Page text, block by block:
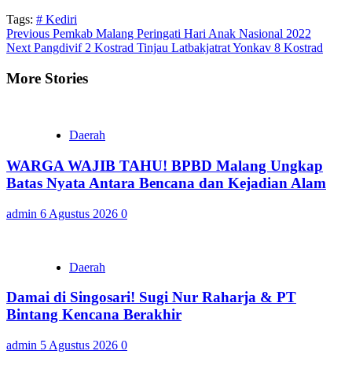
Tags: # Kediri
Continue
Reading
Previous Pemkab Malang Peringati Hari Anak Nasional 2022
Next Pangdivif 2 Kostrad Tinjau Latbakjatrat Yonkav 8 Kostrad
More Stories
Daerah
WARGA WAJIB TAHU! BPBD Malang Ungkap
Batas Nyata Antara Bencana dan Kejadian Alam
admin 6 Agustus 2026 0
Daerah
Damai di Singosari! Sugi Nur Raharja & PT
Bintang Kencana Berakhir
admin 5 Agustus 2026 0